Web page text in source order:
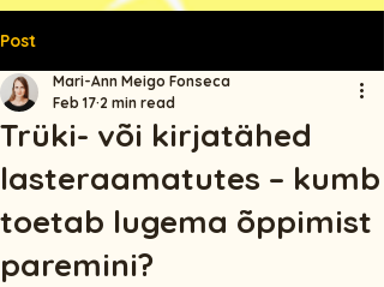
Post
Trüki- või kirjatähed
lasteraamatutes – kumb
toetab lugema õppimist
paremini?
Mari-Ann Meigo Fonseca
Feb 17 2 min read